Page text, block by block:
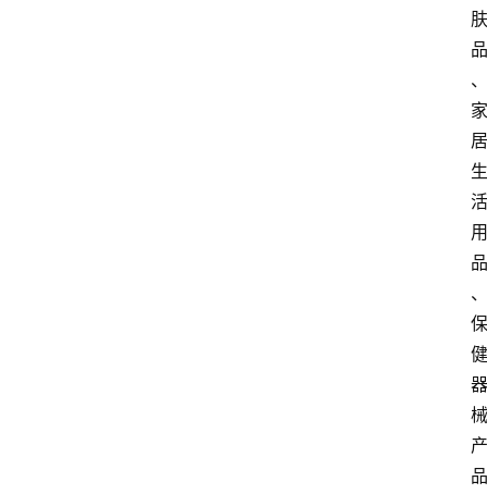
肤
品
、
家
居
生
活
用
品
、
保
健
器
械
产
品